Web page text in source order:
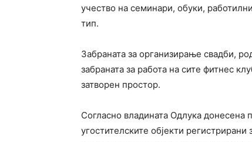
учество на семинари, обуки,
тип.
Забраната за организирање свадби,
забраната за работа на сите фитнес
затворен простор.
Согласно владината Одлука донесена
угостителските објекти